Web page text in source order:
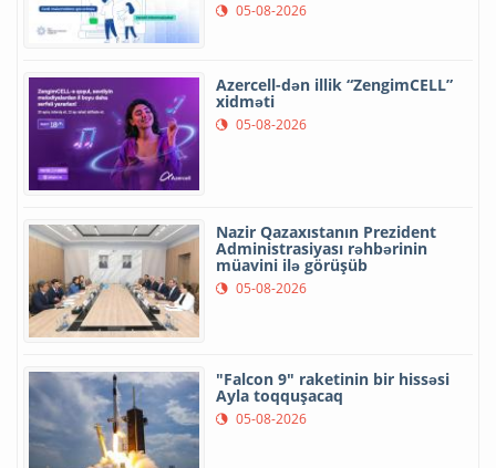
05-08-2026
Azercell-dən illik “ZengimCELL”
xidməti
05-08-2026
Nazir Qazaxıstanın Prezident
Administrasiyası rəhbərinin
müavini ilə görüşüb
05-08-2026
"Falcon 9" raketinin bir hissəsi
Ayla toqquşacaq
05-08-2026